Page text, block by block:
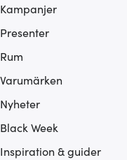
Kampanjer
Presenter
Rum
Varumärken
Nyheter
Black Week
Inspiration & guider